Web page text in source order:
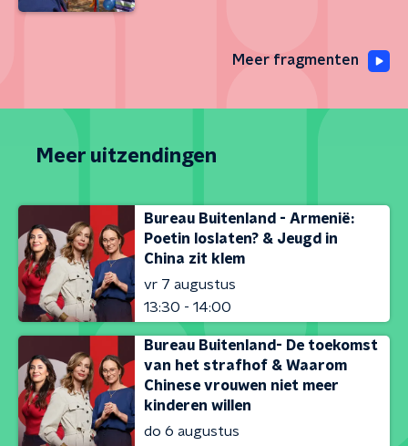
Meer fragmenten
Meer uitzendingen
Bureau Buitenland - Armenië:
Poetin loslaten? & Jeugd in
China zit klem
vr 7 augustus
13:30 - 14:00
Bureau Buitenland- De toekomst
van het strafhof & Waarom
Chinese vrouwen niet meer
kinderen willen
do 6 augustus